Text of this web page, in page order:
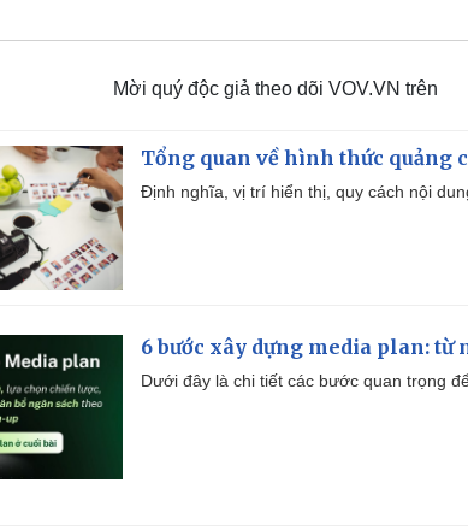
Mời quý độc giả theo dõi VOV.VN trên
Tổng quan về hình thức quảng
Định nghĩa, vị trí hiển thị, quy cách nội
6 bước xây dựng media plan: từ
Dưới đây là chi tiết các bước quan trọng